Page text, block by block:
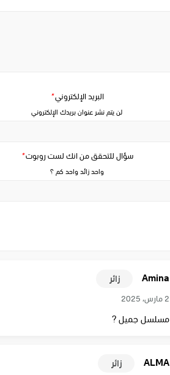
سؤال للتحقق من انك لست روبوت*
واحد زائد واحد كم ؟
البريد الإلكتروني*
لن يتم نشر عنوان بريدك الإلكتروني
Amina زائر
2 مارس، 2025
مسلسل جميل ?
ALMA زائر